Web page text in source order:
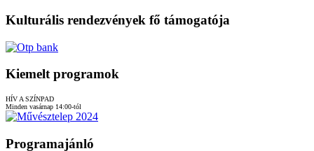
Kulturális rendezvények fő támogatója
Kiemelt programok
HÍV A SZÍNPAD
Minden vasárnap 14:00-tól
Programajánló